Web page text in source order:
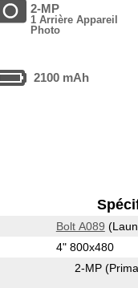
2-MP
1 Arrière Appareil
Photo
2100 mAh
Bolt A089
4" 800x480
2-MP